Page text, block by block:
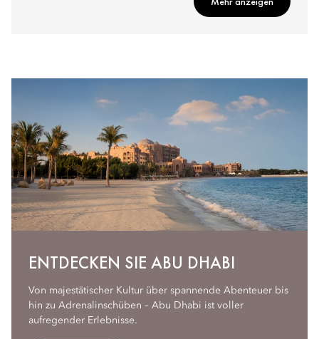
ENTDECKEN SIE ABU DHABI
Von majestätischer Kultur über spannende Abenteuer bis
hin zu Adrenalinschüben – Abu Dhabi ist voller
aufregender Erlebnisse.